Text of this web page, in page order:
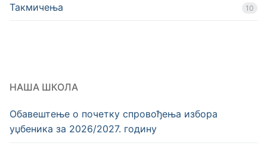
Такмичења 10
НАША ШКОЛА
Обавештење о почетку спровођења избора
уџбеника за 2026/2027. годину